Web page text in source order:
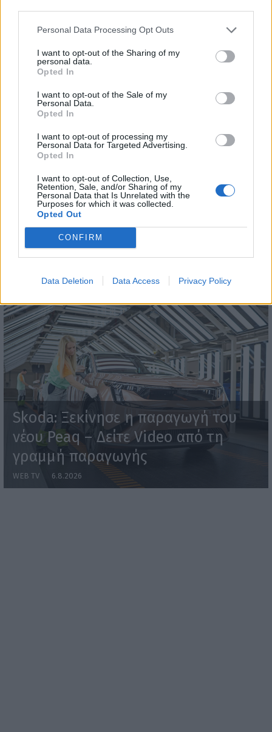
Personal Data Processing Opt Outs
I want to opt-out of the Sharing of my
personal data.
Opted In
I want to opt-out of the Sale of my
Personal Data.
Opted In
I want to opt-out of processing my
Personal Data for Targeted Advertising.
Opted In
I want to opt-out of Collection, Use,
Retention, Sale, and/or Sharing of my
Personal Data that Is Unrelated with the
Purposes for which it was collected.
Opted Out
CONFIRM
Data Deletion Data Access Privacy Policy
Skoda: Ξεκίνησε η παραγωγή του
νέου Peaq – Δείτε Video από τη
γραμμή παραγωγής
WEB TV 6.8.2026